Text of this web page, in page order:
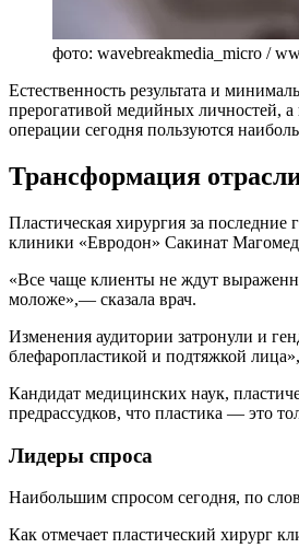
фото: wavebreakmedia_micro /
Естественность результата и
прерогативой медийных личностей, а
операции сегодня пользуются
Трансформация
Пластическая хирургия за последние
клиники «Евродон» Сакинат
«Все чаще клиенты не ждут
моложе»,— сказала врач.
Изменения аудитории затронули и
блефаропластикой и подтяжкой
Кандидат медицинских наук,
предрассудков, что пластика — это
Лидеры спроса
Наибольшим спросом сегодня, по
Как отмечает пластический хирург